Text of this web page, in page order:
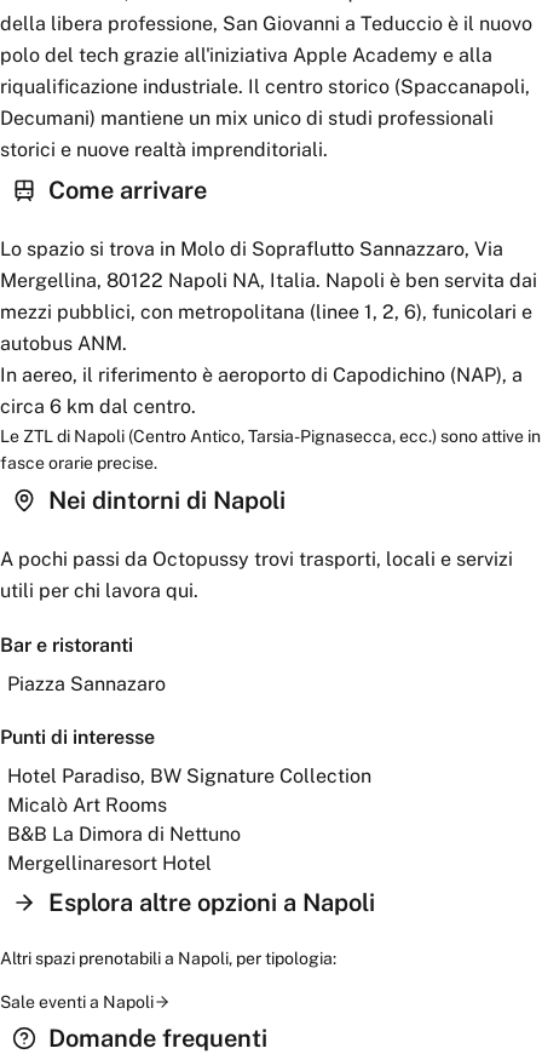
della libera professione, San Giovanni a Teduccio è il nuovo
polo del tech grazie all'iniziativa Apple Academy e alla
riqualificazione industriale. Il centro storico (Spaccanapoli,
Decumani) mantiene un mix unico di studi professionali
storici e nuove realtà imprenditoriali.
Come arrivare
Lo spazio si trova in Molo di Sopraflutto Sannazzaro, Via
Mergellina, 80122 Napoli NA, Italia. Napoli è ben servita dai
mezzi pubblici, con metropolitana (linee 1, 2, 6), funicolari e
autobus ANM.
In aereo, il riferimento è aeroporto di Capodichino (NAP), a
circa 6 km dal centro.
Le ZTL di Napoli (Centro Antico, Tarsia-Pignasecca, ecc.) sono attive in
fasce orarie precise.
Nei dintorni di Napoli
A pochi passi da Octopussy trovi trasporti, locali e servizi
utili per chi lavora qui.
Bar e ristoranti
Piazza Sannazaro
Punti di interesse
Hotel Paradiso, BW Signature Collection
Micalò Art Rooms
B&B La Dimora di Nettuno
Mergellinaresort Hotel
Esplora altre opzioni a Napoli
Altri spazi prenotabili a Napoli, per tipologia:
Sale eventia Napoli
Domande frequenti